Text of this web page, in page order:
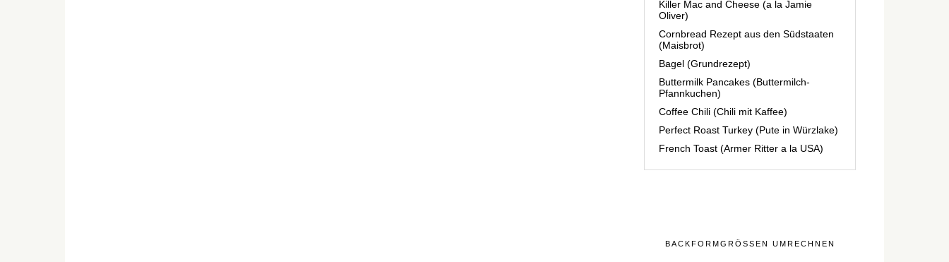
Killer Mac and Cheese (a la Jamie
Oliver)
Cornbread Rezept aus den Südstaaten
(Maisbrot)
Bagel (Grundrezept)
Buttermilk Pancakes (Buttermilch-
Pfannkuchen)
Coffee Chili (Chili mit Kaffee)
Perfect Roast Turkey (Pute in Würzlake)
French Toast (Armer Ritter a la USA)
BACKFORMGRÖSSEN UMRECHNEN